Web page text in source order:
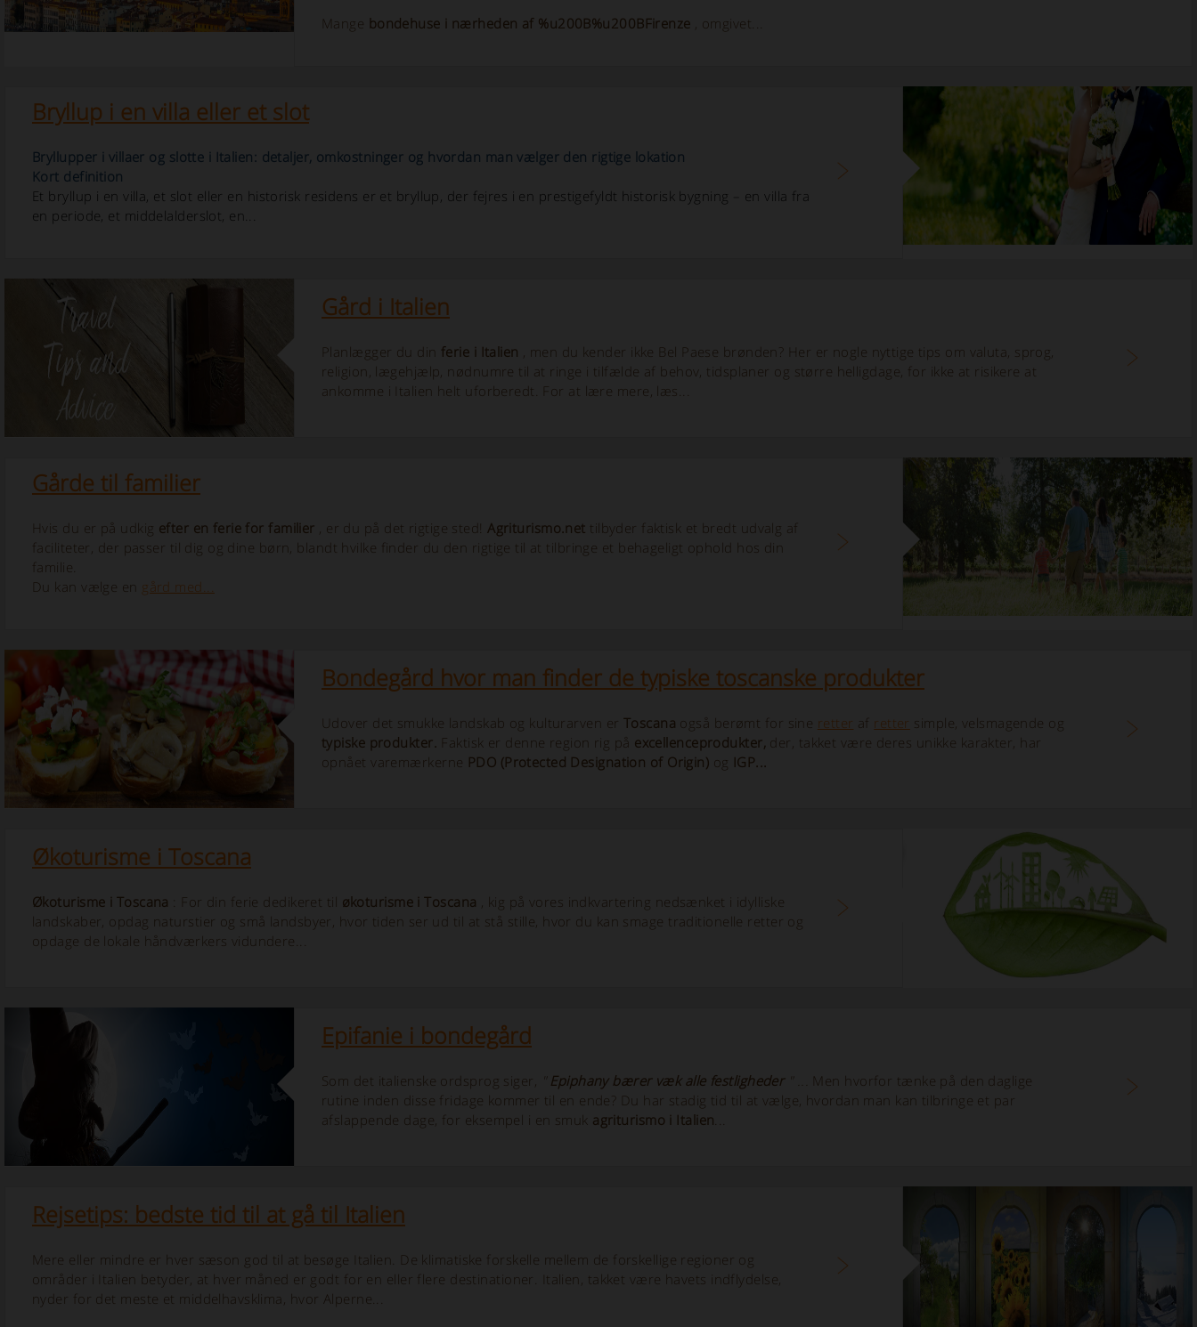
Mange bondehuse i nærheden af %u200B%u200BFirenze , omgivet...
Bryllup i en villa eller et slot
Bryllupper i villaer og slotte i Italien: detaljer, omkostninger og hvordan man vælger den rigtige lokation
Kort definition
Et bryllup i en villa, et slot eller en historisk residens er et bryllup, der fejres i en prestigefyldt historisk bygning – en villa fra
en periode, et middelalderslot, en...
Gård i Italien
Planlægger du din ferie i Italien , men du kender ikke Bel Paese brønden? Her er nogle nyttige tips om valuta, sprog,
religion, lægehjælp, nødnumre til at ringe i tilfælde af behov, tidsplaner og større helligdage, for ikke at risikere at
ankomme i Italien helt uforberedt. For at lære mere, læs...
Gårde til familier
Hvis du er på udkig efter en ferie for familier , er du på det rigtige sted!Agriturismo.net tilbyder faktisk et bredt udvalg af
faciliteter, der passer til dig og dine børn, blandt hvilke finder du den rigtige til at tilbringe et behageligt ophold hos din
familie.
Du kan vælge en gård med...
Bondegård hvor man finder de typiske toscanske produkter
Udover det smukke landskab og kulturarven er Toscana også berømt for sine retter af retter simple, velsmagende og
typiske produkter. Faktisk er denne region rig på excellenceprodukter, der, takket være deres unikke karakter, har
opnået varemærkerne PDO (Protected Designation of Origin) og IGP...
Økoturisme i Toscana
Økoturisme i Toscana : For din ferie dedikeret til økoturisme i Toscana , kig på vores indkvartering nedsænket i idylliske
landskaber, opdag naturstier og små landsbyer, hvor tiden ser ud til at stå stille, hvor du kan smage traditionelle retter og
opdage de lokale håndværkers vidundere...
Epifanie i bondegård
Som det italienske ordsprog siger, Epiphany bærer væk alle festligheder" ...
Men hvorfor tænke på den daglige
rutine inden disse fridage kommer til en ende? Du har stadig tid til at vælge, hvordan man kan tilbringe et par
afslappende dage, for eksempel i en smuk agriturismo i Italien...
Rejsetips: bedste tid til at gå til Italien
Mere eller mindre er hver sæson god til at besøge Italien. De klimatiske forskelle mellem de forskellige regioner og
områder i Italien betyder, at hver måned er godt for en eller flere destinationer. Italien, takket være havets indflydelse,
nyder for det meste et middelhavsklima, hvor Alperne...